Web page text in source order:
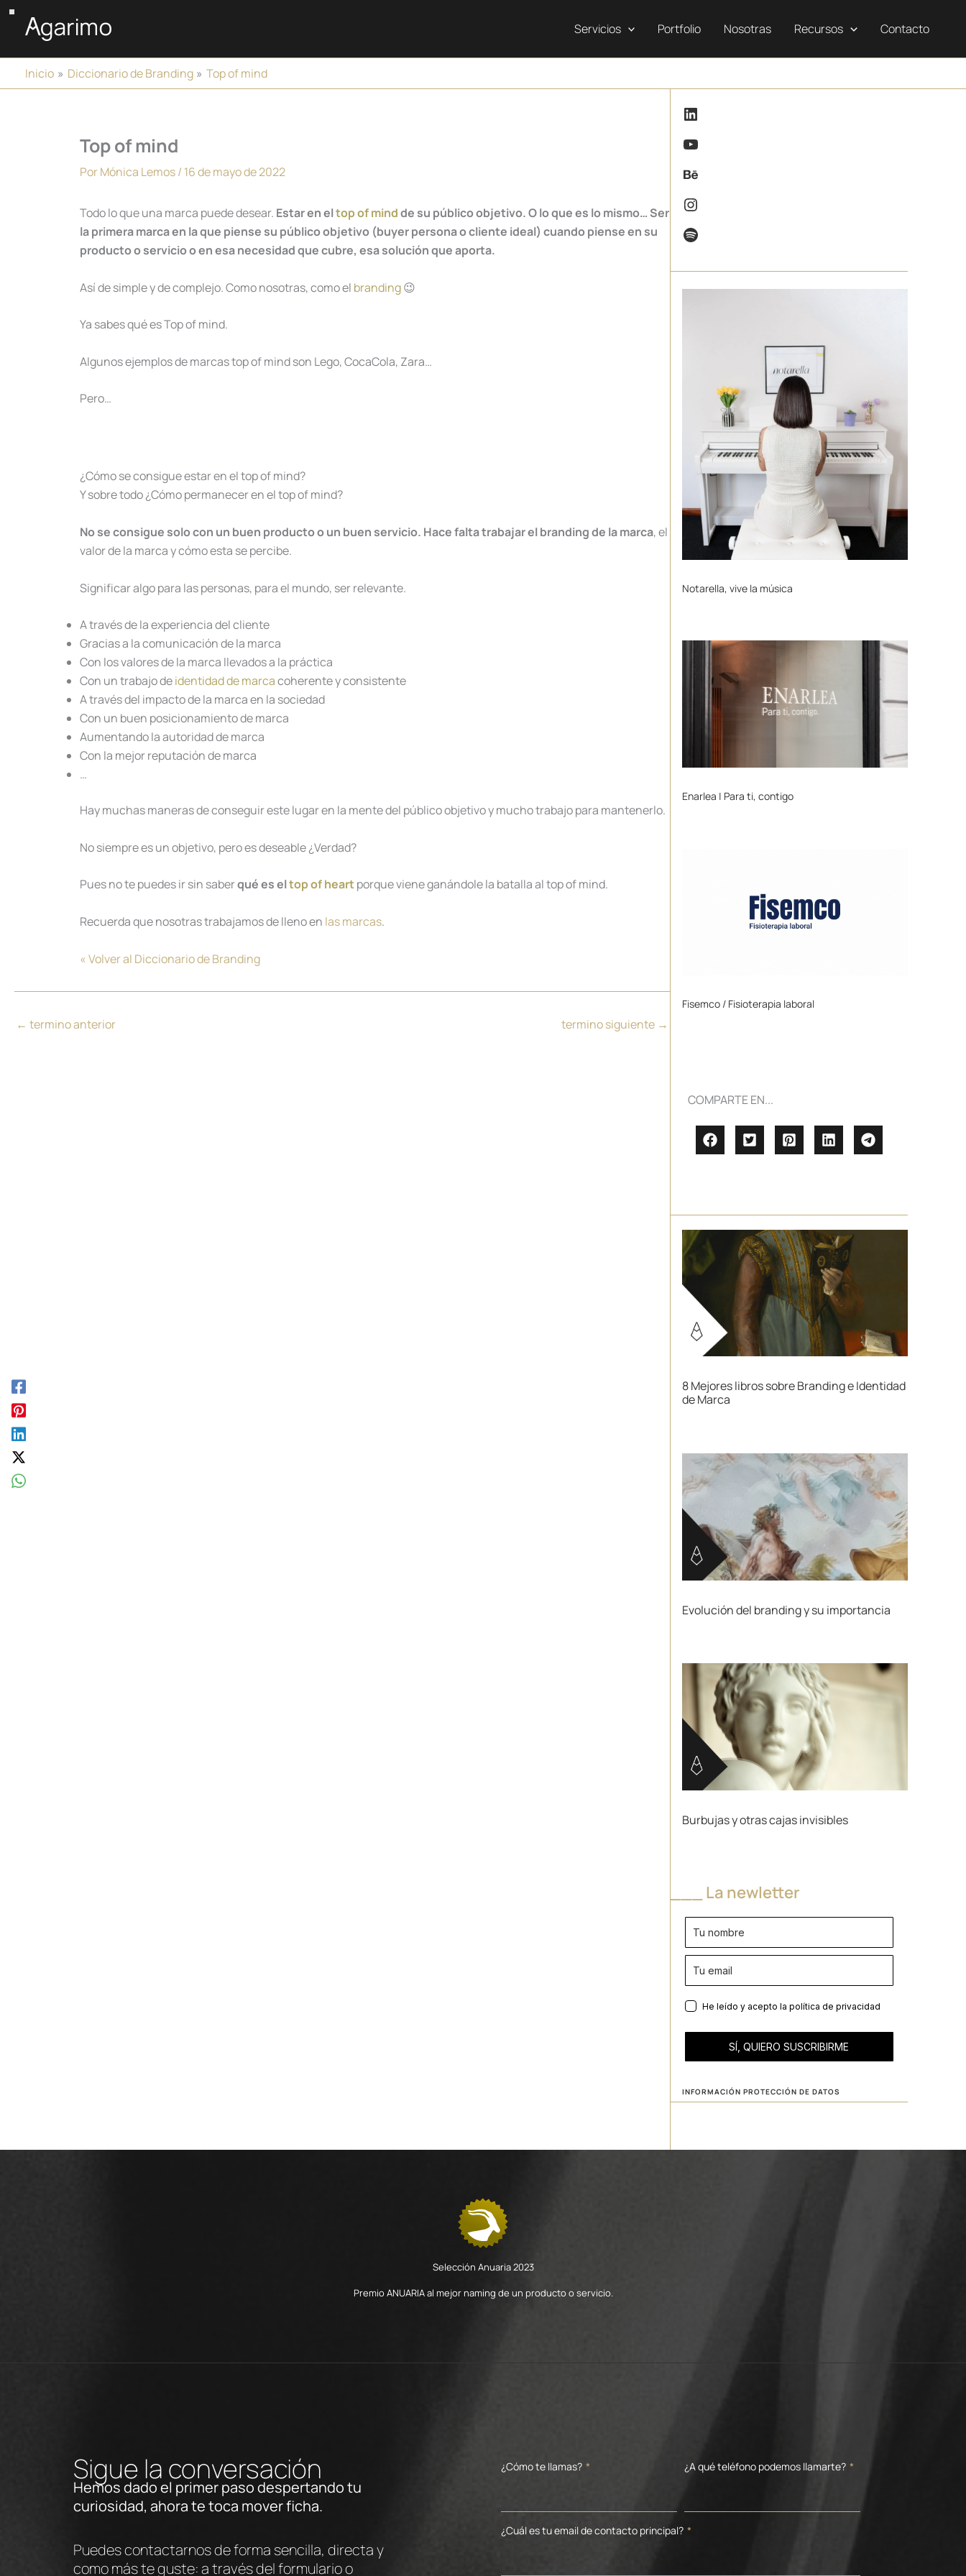
contenido
Servicios Portfolio Nosotras Recursos Contacto
Inicio Diccionario de Branding Top of mind
Top of mind
PorMónica Lemos/ 16 de mayo de 2022
Todo lo que una marca puede desear. Estar en eltop of mindde su público objetivo. O lo que es lo mismo… Ser
la primera marca en la que piense su público objetivo (buyer persona o cliente ideal) cuando piense en su
producto o servicio o en esa necesidad que cubre, esa solución que aporta.
Así de simple y de complejo. Como nosotras, como el branding😉
Ya sabes qué es Top of mind.
Algunos ejemplos de marcas top of mind son Lego, CocaCola, Zara…
Pero…
¿Cómo se consigue estar en el top of mind?
Y sobre todo ¿Cómo permanecer en el top of mind?
No se consigue solo con un buen producto o un buen servicio. Hace falta trabajar el branding de la marca, el
valor de la marca y cómo esta se percibe.
Significar algo para las personas, para el mundo, ser relevante.
A través de la experiencia del cliente
Gracias a la comunicación de la marca
Con los valores de la marca llevados a la práctica
Con un trabajo deidentidad de marcacoherente y consistente
A través del impacto de la marca en la sociedad
Con un buen posicionamiento de marca
Aumentando la autoridad de marca
Con la mejor reputación de marca
…
Hay muchas maneras de conseguir este lugar en la mente del público objetivo y mucho trabajo para mantenerlo.
No siempre es un objetivo, pero es deseable ¿Verdad?
Pues no te puedes ir sin saberqué es eltop of heartporque viene ganándole la batalla al top of mind.
Recuerda que nosotras trabajamos de lleno en las marcas.
« Volver al Diccionario de Branding
← termino anterior termino siguiente →
LinkedIn
YouTube
Behance
Instagram
Spotify
Notarella, vive la música
Enarlea | Para ti, contigo
Fisemco / Fisioterapia laboral
COMPARTE EN...
8 Mejores libros sobre Branding e Identidad
de Marca
Evolución del branding y su importancia
Burbujas y otras cajas invisibles
___ La newletter
He leído y acepto la política de privacidad
SÍ, QUIERO SUSCRIBIRME
INFORMACIÓN PROTECCIÓN DE DATOS
Selección Anuaria 2023
Premio ANUARIA al mejor naming de un producto o servicio.
Sigue la conversación
Hemos dado el primer paso despertando tu
curiosidad, ahora te toca mover ficha.
Puedes contactarnos de forma sencilla, directa y
como más te guste: a través del formulario o
¿Cómo te llamas? * ¿A qué teléfono podemos llamarte? *
¿Cuál es tu email de contacto principal? *